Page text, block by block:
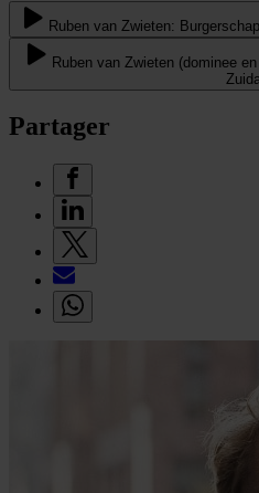
Ruben van Zwieten:
Ruben van Zwieten (dominee
Partager